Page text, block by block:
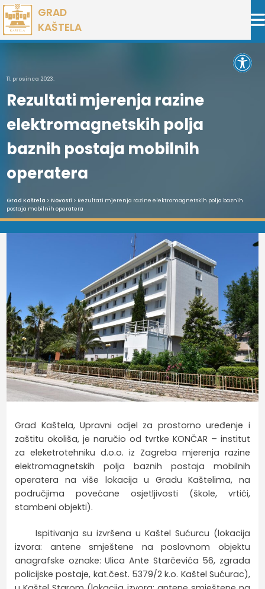
Preskoči
na
sadržaj
GRAD
KAŠTELA
11. prosinca 2023.
Rezultati mjerenja razine
elektromagnetskih polja
baznih postaja mobilnih
operatera
Grad Kaštela > Novosti > Rezultati mjerenja razine elektromagnetskih polja baznih
postaja mobilnih operatera
Grad Kaštela, Upravni odjel za prostorno uređenje i
zaštitu okoliša, je naručio od tvrtke KONČAR – institut
za eleketrotehniku d.o.o. iz Zagreba mjerenja razine
elektromagnetskih polja baznih postaja mobilnih
operatera na više lokacija u Gradu Kaštelima, na
područjima povećane osjetljivosti (škole, vrtići,
stambeni objekti).
Ispitivanja su izvršena u Kaštel Sućurcu (lokacija
izvora: antene smještene na poslovnom objektu
anagrafske oznake: Ulica Ante Starčevića 56, zgrada
policijske postaje, kat.čest. 5379/2 k.o. Kaštel Sućurac),